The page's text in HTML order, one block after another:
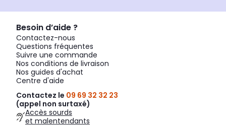
Besoin d’aide ?
Contactez-nous
Questions fréquentes
Suivre une commande
Nos conditions de livraison
Nos guides d'achat
Centre d'aide
Contactez le 09 69 32 32 23
(appel non surtaxé)
Accès sourds
et malentendants